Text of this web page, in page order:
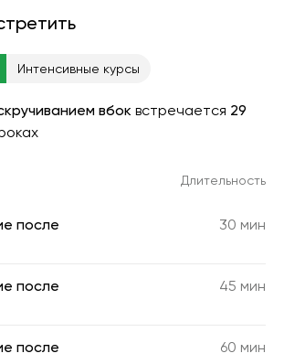
Интенсивные курсы
вбок встречается 29
Длительность
после
30 мин
после
45 мин
после
60 мин